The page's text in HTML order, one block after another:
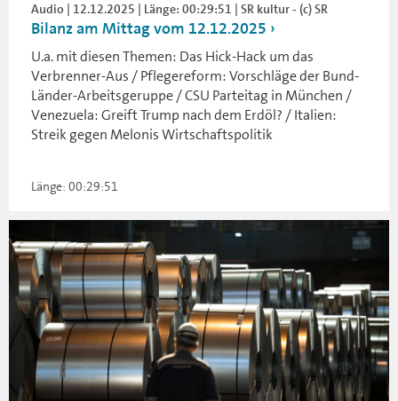
Audio | 12.12.2025 | Länge: 00:29:51 | SR kultur - (c) SR
Bilanz am Mittag vom 12.12.2025
U.a. mit diesen Themen: Das Hick-Hack um das
Verbrenner-Aus / Pflegereform: Vorschläge der Bund-
Länder-Arbeitsgeruppe / CSU Parteitag in München /
Venezuela: Greift Trump nach dem Erdöl? / Italien:
Streik gegen Melonis Wirtschaftspolitik
Länge: 00:29:51